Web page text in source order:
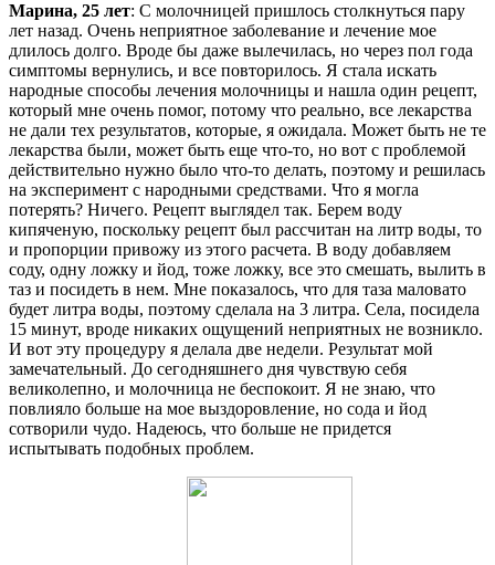
Марина, 25 лет: С молочницей пришлось столкнуться пару
лет назад. Очень неприятное заболевание и лечение мое
длилось долго. Вроде бы даже вылечилась, но через пол года
симптомы вернулись, и все повторилось. Я стала искать
народные способы лечения молочницы и нашла один рецепт,
который мне очень помог, потому что реально, все лекарства
не дали тех результатов, которые, я ожидала. Может быть не те
лекарства были, может быть еще что-то, но вот с проблемой
действительно нужно было что-то делать, поэтому и решилась
на эксперимент с народными средствами. Что я могла
потерять? Ничего. Рецепт выглядел так. Берем воду
кипяченую, поскольку рецепт был рассчитан на литр воды, то
и пропорции привожу из этого расчета. В воду добавляем
соду, одну ложку и йод, тоже ложку, все это смешать, вылить в
таз и посидеть в нем. Мне показалось, что для таза маловато
будет литра воды, поэтому сделала на 3 литра. Села, посидела
15 минут, вроде никаких ощущений неприятных не возникло.
И вот эту процедуру я делала две недели. Результат мой
замечательный. До сегодняшнего дня чувствую себя
великолепно, и молочница не беспокоит. Я не знаю, что
повлияло больше на мое выздоровление, но сода и йод
сотворили чудо. Надеюсь, что больше не придется
испытывать подобных проблем.